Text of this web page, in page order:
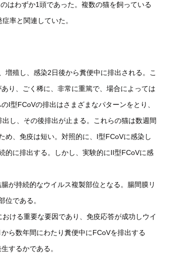
はわずか1頭であった。複数の猫を飼っている
率と関連していた。
殖し、感染2日後から糞便中に排出される。こ
り、ごく稀に、非常に重篤で、場合によっては
I型FCoVの排出はさまざまなパターンをとり、
し、その後排出が止まる。これらの猫は数週間
め、免疫は短い。対照的に、I型FCoVに感染し
的に排出する。しかし、実験的にII型FCoVに感
が持続的なウイルス複製部位となる。腸間膜リ
位である。
ける重要な要因であり、免疫応答が成功しウイ
ら数年間にわたり糞便中にFCoVを排出する
するかである。